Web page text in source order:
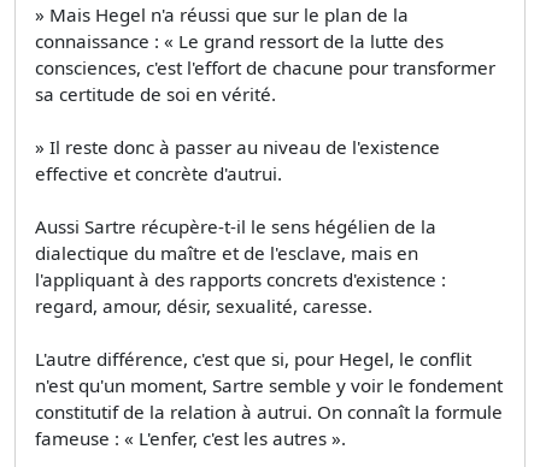
» Mais Hegel n'a réussi que sur le plan de la
connaissance : « Le grand ressort de la lutte des
consciences, c'est l'effort de chacune pour transformer
sa certitude de soi en vérité.
» Il reste donc à passer au niveau de l'existence
effective et concrète d'autrui.
Aussi Sartre récupère-t-il le sens hégélien de la
dialectique du maître et de l'esclave, mais en
l'appliquant à des rapports concrets d'existence :
regard, amour, désir, sexualité, caresse.
L'autre différence, c'est que si, pour Hegel, le conflit
n'est qu'un moment, Sartre semble y voir le fondement
constitutif de la relation à autrui. On connaît la formule
fameuse : « L'enfer, c'est les autres ».